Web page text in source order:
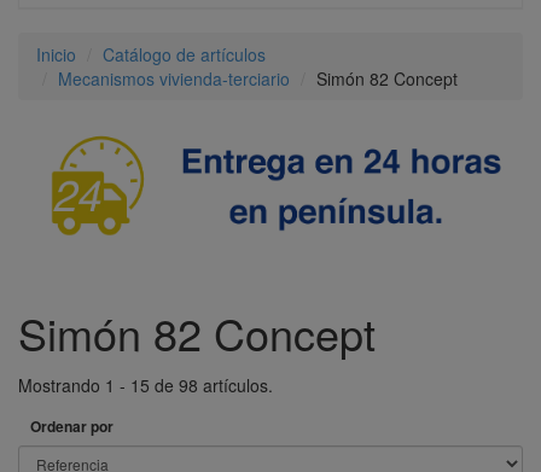
Inicio
Catálogo de artículos
Mecanismos vivienda-terciario
Simón 82 Concept
Simón 82 Concept
Mostrando 1 - 15 de 98 artículos.
Ordenar por